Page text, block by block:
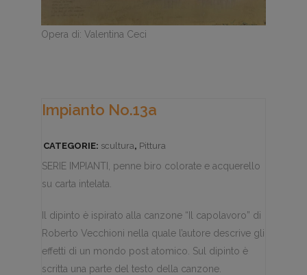
Opera di: Valentina Ceci
Impianto No.13a
CATEGORIE: scultura, Pittura
SERIE IMPIANTI, penne biro colorate e acquerello
su carta intelata.
Il dipinto è ispirato alla canzone “Il capolavoro” di
Roberto Vecchioni nella quale l’autore descrive gli
effetti di un mondo post atomico. Sul dipinto è
scritta una parte del testo della canzone.